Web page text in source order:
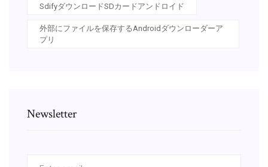
SdifyダウンロードSDカードアンドロイド
外部にファイルを保存するAndroidダウンローダーア
プリ
Newsletter